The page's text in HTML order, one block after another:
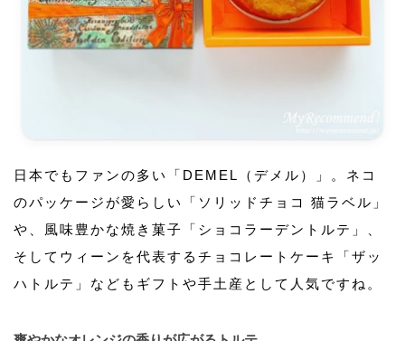
日本でもファンの多い「DEMEL（デメル）」。ネコ
のパッケージが愛らしい「ソリッドチョコ 猫ラベル」
や、風味豊かな焼き菓子「ショコラーデントルテ」、
そしてウィーンを代表するチョコレートケーキ「ザッ
ハトルテ」などもギフトや手土産として人気ですね。